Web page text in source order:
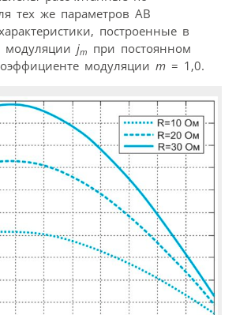
тех же параметров АВ
построенные в
jm при постоянном
модуляции m = 1,0.